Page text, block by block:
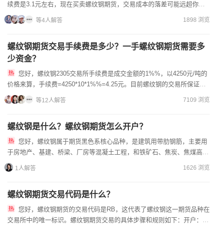
续费是3.1元左右，现在买卖螺纹钢期货，交易成本的落差可能远超你的
想象！目前，该品种的单边手续费仅需3.1元左右，但若按默认...
等4人解答 1898 浏览
螺纹钢期货交易手续费是多少？一手螺纹钢期货需要多
少资金？
价格来算，手续费=4250*10*1%%=4.25元。目前螺纹钢的交易所保证金
率是13%，交易一手需要的...
等12人解答 7109 浏览
螺纹钢是什么？螺纹钢期货怎么开户？
于房地产、基建、桥梁、厂房等混凝土工程，和铁矿石、焦炭、焦煤高度
关联，价格走势受地产政策、基建投资、原材料成本影响最大，是国...
1人解答 1626 浏览
螺纹钢期货交易代码是什么？
交易所中的唯一标识。螺纹钢期货交易的具体步骤和规则如下：开户：首